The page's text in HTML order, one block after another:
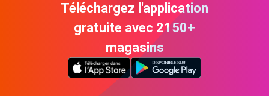
Téléchargez l'application
gratuite avec 2150+
magasins